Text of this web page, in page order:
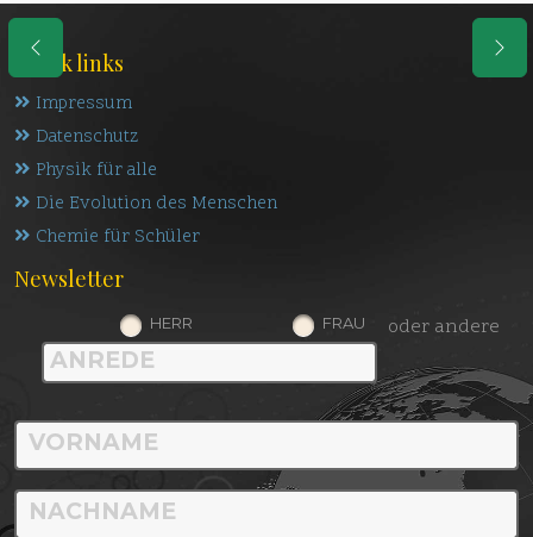
Quick links
Impressum
Datenschutz
Physik für alle
Die Evolution des Menschen
Chemie für Schüler
Newsletter
HERR FRAU oder andere